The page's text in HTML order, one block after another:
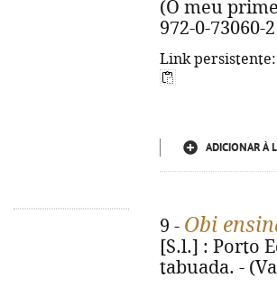
(O meu
972-0-73060-2
Link
ADICIONAR À
9 - Obi
[S.l.] : Porto
tabuada. -